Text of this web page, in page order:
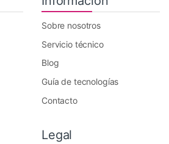
Sobre nosotros
Servicio técnico
Blog
Guía de tecnologías
Contacto
Legal